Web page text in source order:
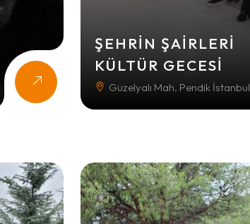
ŞEHRIN ŞAIRLERI
KÜLTÜR GECESI
Güzelyalı Mah. Pendik İstanbul